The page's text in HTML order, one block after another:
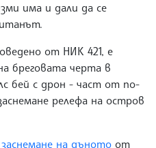
има и дали да се
от НИК 421, е
бреговата черта в
бей с дрон - част от по-
релефа на остров
на дъното от